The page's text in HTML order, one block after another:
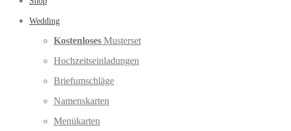
Wedding
Kostenloses Musterset
Hochzeitseinladungen
Briefumschläge
Namenskarten
Menükarten